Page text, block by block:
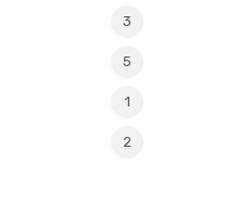
3
5
1
2